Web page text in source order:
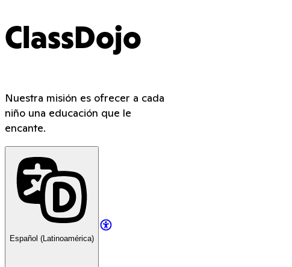
ClassDojo
Nuestra misión es ofrecer a cada
niño una educación que le
encante.
Español (Latinoamérica)